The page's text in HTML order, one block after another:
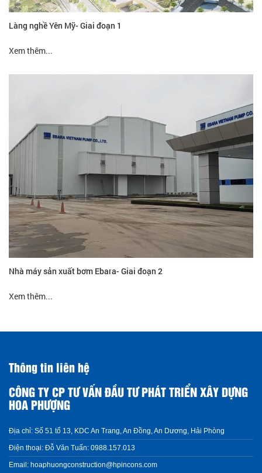
Làng nghề Yên Mỹ- Giai đoạn 1
Xem thêm...
Nhà máy sản xuất bơm Ebara- Giai đoạn 2
Xem thêm...
Thông tin liên hệ
CÔNG TY CP TƯ VẤN ĐẦU TƯ PHÁT TRIỂN XÂY DỰNG
HOA PHƯỢNG
Địa chỉ: Số 51 tổ 13, KDC An Trang, An Đồng, An Dương, Hải Phòng
Điện thoại: Đỗ Văn Tuấn: 0988.157.013
Email: hoaphuongconstruction@hpincons.com